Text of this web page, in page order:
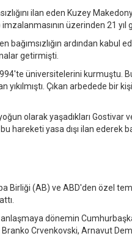
ilan eden Kuzey
imzalanmasının üzerinden 21 yıl
bağımsızlığın ardından kabul
getirmişti.
üniversitelerini kurmuştu.
Çıkan arbedede bir
olarak yaşadıkları Gostivar
hareketi yasa dışı ilan ederek
Birliği (AB) ve ABD'den özel
dönemin
Crvenkovski, Arnavut